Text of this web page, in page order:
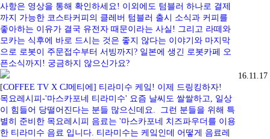
사항은 영상을 통해 확인하세요! 이외에도 텀블러 하나로 결제
까지 가능한 코스타커피의 클레버 텀블러 출시 소식과 커피를
좋아하는 이유가 결국 유전자 때문이라는 사실! 그리고 라떼와
모카는 식후에 바로 드시는 것은 좋지 않다는 이야기와 마지막
으로 로봇이 주문접수부터 서빙까지? 일본에 생긴 로봇카페 오
픈소식까지! 궁금하지 않으신가요?
[COFFEE TV X CJ메티에] 티라미수 케잌! 이제 드링킹하자!
목요레시피-'마스카포네 티라미수' 요즘 날씨도 쌀쌀하고, 일상
이 힘들어 당떨어진다는 분들 많으신데요. 그런 분들을 위해 특
별히 준비한 목요레시피 음료는 '마스카포네 치즈파우더를 이용
한 티라미수 음료 입니다. 티라미수는 케잌인데 어떻게 음료레
16.11.17